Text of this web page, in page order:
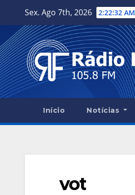
content
Sex. Ago 7th, 2026 2:22:33 AM
Início Notícias
vot